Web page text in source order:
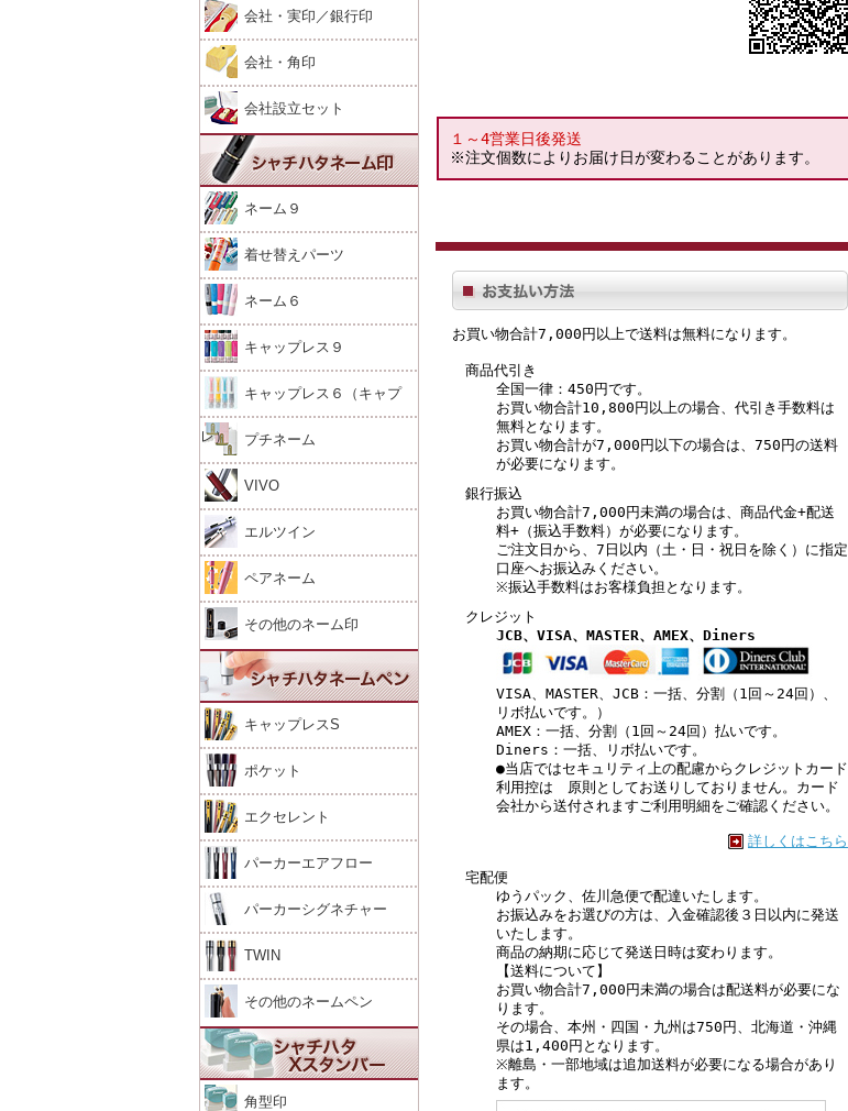
会社・実印／銀行印
会社・角印
会社設立セット
ネーム９
着せ替えパーツ
ネーム６
キャップレス９
キャップレス６（キャプ
レ） プチネーム
VIVO
エルツイン
ペアネーム
その他のネーム印
キャップレスS
ポケット
エクセレント
パーカーエアフロー
パーカーシグネチャー
TWIN
その他のネームペン
角型印
１～4営業日後発送
※注文個数によりお届け日が変わることがあります。
お買い物合計7,000円以上で送料は無料になります。
商品代引き
全国一律：450円です。
お買い物合計10,800円以上の場合、代引き手数料は
無料となります。
お買い物合計が7,000円以下の場合は、750円の送料
が必要になります。
銀行振込
お買い物合計7,000円未満の場合は、 商品代金+配送
料+（振込手数料） が必要になります。
ご注文日から、7日以内（土・日・祝日を除く）に指定
口座へお振込みください。
※振込手数料はお客様負担となります。
クレジット
JCB、VISA、MASTER、AMEX、Diners
VISA、MASTER、JCB：一括、分割（1回～24回）、
リボ払いです。）
AMEX：一括、分割（1回～24回）払いです。
Diners：一括、リボ払いです。
●当店ではセキュリティ上の配慮からクレジットカード
利用控は 原則としてお送りしておりません。カード
会社から送付されますご利用明細をご確認ください。
詳しくはこちら
宅配便
ゆうパック、佐川急便で配達いたします。
お振込みをお選びの方は、入金確認後３日以内に発送
いたします。
商品の納期に応じて発送日時は変わります。
【送料について】
お買い物合計7,000円未満の場合は配送料が必要にな
ります。
その場合、本州・四国・九州は750円、北海道・沖縄
県は1,400円となります。
※離島・一部地域は追加送料が必要になる場合があり
ます。